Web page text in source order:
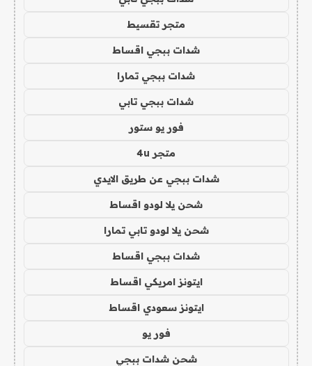
متجر تقسيط
شدات ببجي اقساط
شدات ببجي تمارا
شدات ببجي تابي
فور يو ستور
متجر 4u
شدات ببجي عن طريق الايدي
شحن يلا لودو اقساط
شحن يلا لودو تابي تمارا
شدات ببجي اقساط
ايتونز امريكي اقساط
ايتونز سعودي اقساط
فور يو
شحن شدات ببجي